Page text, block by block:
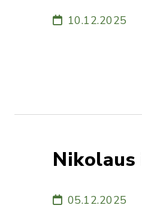
10.12.2025
05.12.2025